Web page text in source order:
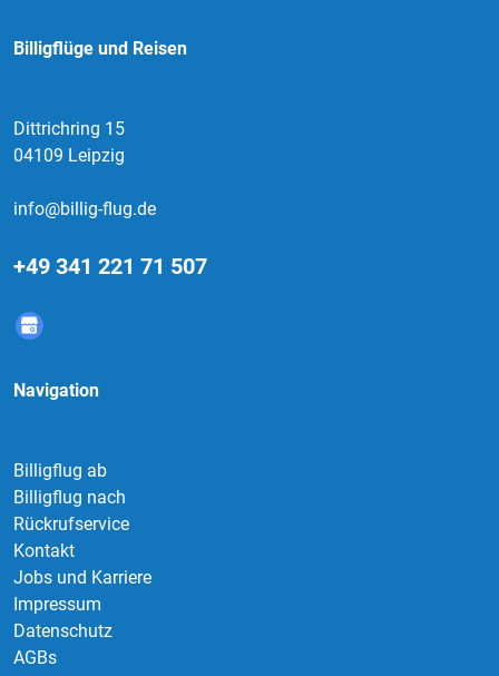
Billigflüge und Reisen
Dittrichring 15
04109 Leipzig
info@billig-flug.de
+49 341 221 71 507
Navigation
Billigflug ab
Billigflug nach
Rückrufservice
Kontakt
Jobs und Karriere
Impressum
Datenschutz
AGBs